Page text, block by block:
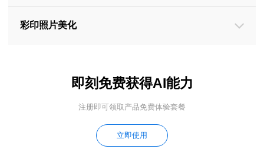
彩印照片美化
即刻免费获得AI能力
注册即可领取产品免费体验套餐
立即使用